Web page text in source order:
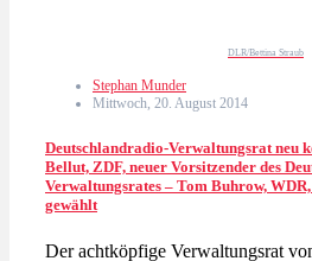
DLR/Bettina Straub
Stephan Munder
Mittwoch, 20. August 2014
Deutschlandradio-Verwaltungsrat neu
Bellut, ZDF, neuer Vorsitzender des
Verwaltungsrates – Tom Buhrow,
gewählt
Der achtköpfige Verwaltungsrat